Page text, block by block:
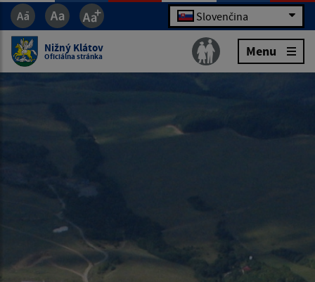
Slovenčina
Nižný Klátov
Oficiálna stránka Menu